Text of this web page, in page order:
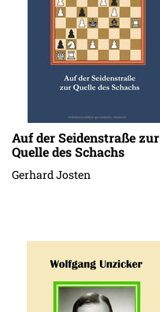
Auf der Seidenstraße zur
Quelle des Schachs
Gerhard Josten